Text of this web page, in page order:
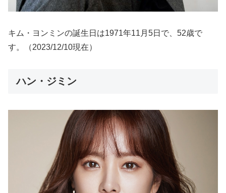
キム・ヨンミンの誕生日は1971年11月5日で、52歳で
す。（2023/12/10現在）
ハン・ジミン